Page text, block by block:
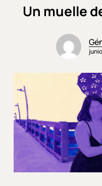
Un muelle